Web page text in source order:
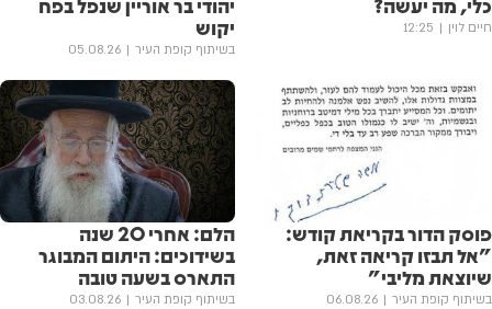
חיים לוין 12:25
יקוש
בשיתוף קופת העיר 05.08.26
פוסק הדור בקריאת קודש:
"אל תבזו קריאה זאת,
שיוצאת מליבי"
בשיתוף קופת העיר 06.08.26
הלם: אחרי 20 שנה
בשידוכים: היתום המבוגר
התארס בשעה טובה
בשיתוף קופת העיר 03.08.26